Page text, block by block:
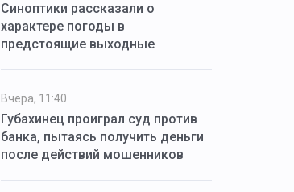
Синоптики рассказали о
характере погоды в
предстоящие выходные
Вчера, 11:40
Губахинец проиграл суд против
банка, пытаясь получить деньги
после действий мошенников